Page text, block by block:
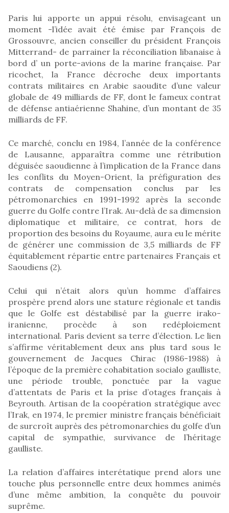
Paris lui apporte un appui résolu, envisageant un
moment -l’idée avait été émise par François de
Grossouvre, ancien conseiller du président François
Mitterrand- de parrainer la réconciliation libanaise à
bord d’ un porte-avions de la marine française. Par
ricochet, la France décroche deux importants
contrats militaires en Arabie saoudite d’une valeur
globale de 49 milliards de FF, dont le fameux contrat
de défense antiaérienne Shahine, d’un montant de 35
milliards de FF.
Ce marché, conclu en 1984, l’année de la conférence
de Lausanne, apparaîtra comme une rétribution
déguisée saoudienne à l’implication de la France dans
les conflits du Moyen-Orient, la préfiguration des
contrats de compensation conclus par les
pétromonarchies en 1991-1992 après la seconde
guerre du Golfe contre l’Irak. Au-delà de sa dimension
diplomatique et militaire, ce contrat, hors de
proportion des besoins du Royaume, aura eu le mérite
de générer une commission de 3,5 milliards de FF
équitablement répartie entre partenaires Français et
Saoudiens (2).
Celui qui n’était alors qu’un homme d’affaires
prospère prend alors une stature régionale et tandis
que le Golfe est déstabilisé par la guerre irako-
iranienne, procède à son redéploiement
international. Paris devient sa terre d’élection. Le lien
s’affirme véritablement deux ans plus tard sous le
gouvernement de Jacques Chirac (1986-1988) à
l’époque de la première cohabitation socialo gaulliste,
une période trouble, ponctuée par la vague
d’attentats de Paris et la prise d’otages français à
Beyrouth. Artisan de la coopération stratégique avec
l’Irak, en 1974, le premier ministre français bénéficiait
de surcroît auprès des pétromonarchies du golfe d’un
capital de sympathie, survivance de l’héritage
gaulliste.
La relation d’affaires interétatique prend alors une
touche plus personnelle entre deux hommes animés
d’une même ambition, la conquête du pouvoir
suprême.